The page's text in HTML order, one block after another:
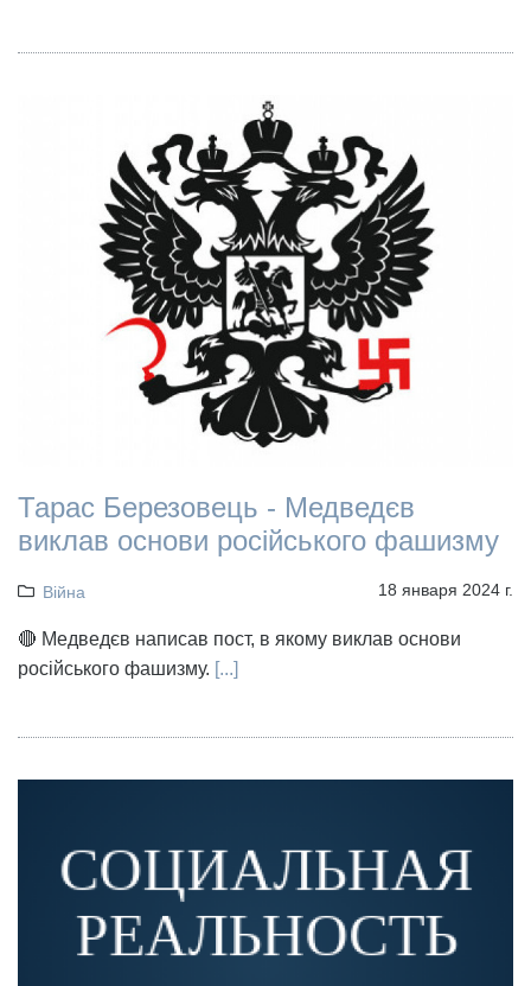
Тарас Березовець - Медведєв
виклав основи російського фашизму
Війна 18 января 2024 г.
🔴 Медведєв написав пост, в якому виклав основи
російського фашизму. [...]